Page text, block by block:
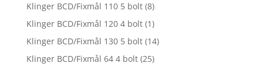
Klinger BCD/Fixmål 110 5 bolt (8)
Klinger BCD/Fixmål 120 4 bolt (1)
Klinger BCD/Fixmål 130 5 bolt (14)
Klinger BCD/Fixmål 64 4 bolt (25)